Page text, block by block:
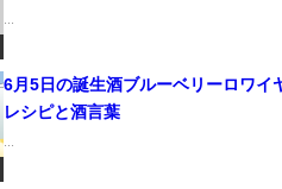
6月5日の誕生酒ブルーベリーロワイ
レシピと酒言葉